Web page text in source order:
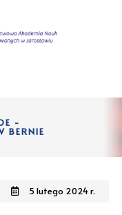
-
BERNIE
5 lutego 2024 r.